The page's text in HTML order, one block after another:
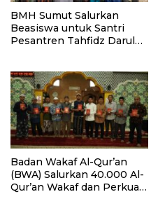
BMH Sumut Salurkan
Beasiswa untuk Santri
Pesantren Tahfidz Darul
Badan Wakaf Al-Qur’an
(BWA) Salurkan 40.000 Al-
Qur’an Wakaf dan Perkuat